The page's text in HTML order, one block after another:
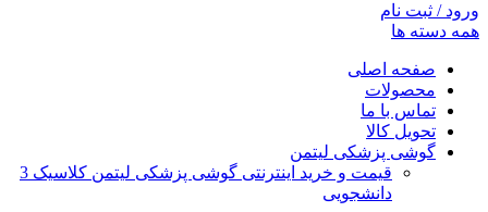
ورود / ثبت نام
همه دسته ها
صفحه اصلی
محصولات
تماس با ما
تحویل کالا
گوشی پزشکی لیتمن
قیمت و خرید اینترنتی گوشی پزشکی لیتمن کلاسیک 3
دانشجویی